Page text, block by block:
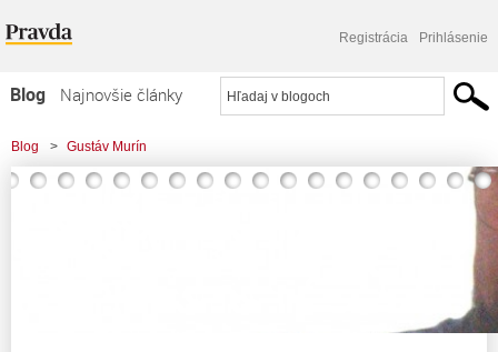
Registrácia Prihlásenie
Blog
Najnovšie články
Najčítanejšie články
Najkomentovanejšie články
Blog > Gustáv Murín